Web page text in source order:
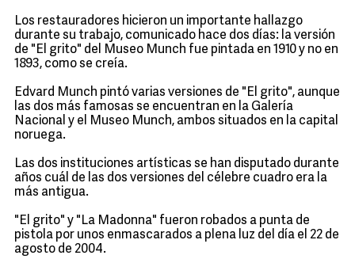
Los restauradores hicieron un importante hallazgo
durante su trabajo, comunicado hace dos días: la versión
de "El grito" del Museo Munch fue pintada en 1910 y no en
1893, como se creía.
Edvard Munch pintó varias versiones de "El grito", aunque
las dos más famosas se encuentran en la Galería
Nacional y el Museo Munch, ambos situados en la capital
noruega.
Las dos instituciones artísticas se han disputado durante
años cuál de las dos versiones del célebre cuadro era la
más antigua.
"El grito" y "La Madonna" fueron robados a punta de
pistola por unos enmascarados a plena luz del día el 22 de
agosto de 2004.